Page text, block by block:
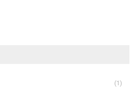
(1)